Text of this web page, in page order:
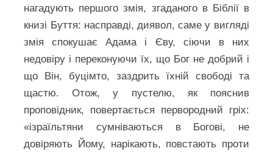
нагадують першого змія, згаданого в Біблії в
книзі Буття: насправді, диявол, саме у вигляді
змія спокушає Адама і Єву, сіючи в них
недовіру і переконуючи їх, що Бог не добрий і
що Він, буцімто, заздрить їхній свободі та
щастю. Отож, у пустелю, як пояснив
проповідник, повертається первородний гріх:
«ізраїльтяни сумніваються в Богові, не
довіряють Йому, нарікають, повстають проти